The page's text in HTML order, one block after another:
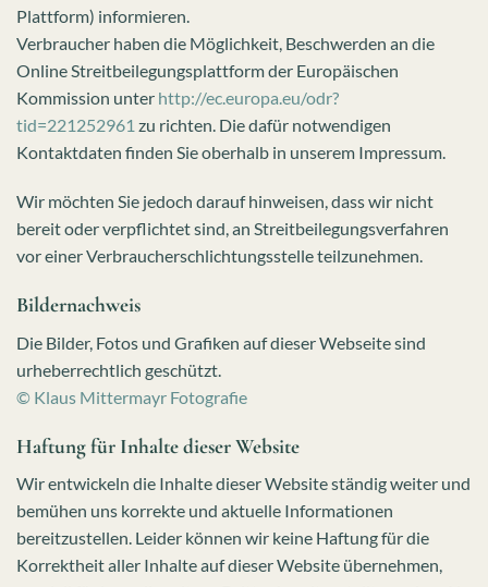
Plattform) informieren.
Verbraucher haben die Möglichkeit, Beschwerden an die
Online Streitbeilegungsplattform der Europäischen
Kommission unter http://ec.europa.eu/odr?
tid=221252961 zu richten. Die dafür notwendigen
Kontaktdaten finden Sie oberhalb in unserem Impressum.
Wir möchten Sie jedoch darauf hinweisen, dass wir nicht
bereit oder verpflichtet sind, an Streitbeilegungsverfahren
vor einer Verbraucherschlichtungsstelle teilzunehmen.
Bildernachweis
Die Bilder, Fotos und Grafiken auf dieser Webseite sind
urheberrechtlich geschützt.
© Klaus Mittermayr Fotografie
Haftung für Inhalte dieser Website
Wir entwickeln die Inhalte dieser Website ständig weiter und
bemühen uns korrekte und aktuelle Informationen
bereitzustellen. Leider können wir keine Haftung für die
Korrektheit aller Inhalte auf dieser Website übernehmen,